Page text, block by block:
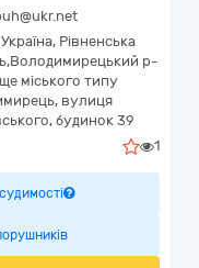
Україна, Рівненська
Володимирецький р-
міського типу
вулиця
будинок 39
1